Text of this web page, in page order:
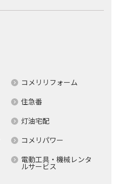
コメリリフォーム
住急番
灯油宅配
コメリパワー
電動工具・機械レンタ
ルサービス